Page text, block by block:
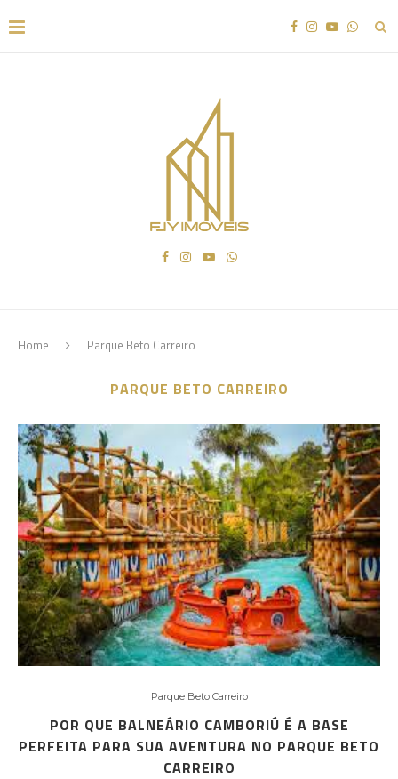
Home Parque Beto Carreiro
PARQUE BETO CARREIRO
Parque Beto Carreiro
POR QUE BALNEÁRIO CAMBORIÚ É A BASE
PERFEITA PARA SUA AVENTURA NO PARQUE BETO
CARREIRO